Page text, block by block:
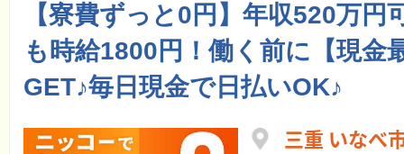
【寮費ずっと0円】年収520万
も時給1800円！働く前に【現金
GET♪毎日現金で日払いOK♪
三重 いなべ